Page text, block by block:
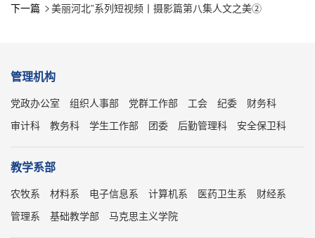
下一篇  美丽河北”系列短视频丨摄影篇第八集人文之美②
管理机构
党政办公室 组织人事部 党群工作部 工会 纪委
财务科
审计科
教务科 学生工作部 团委 后勤管理科 安全保卫科
教学系部
农牧系 材料系 电子信息系 计算机系 医药卫生系
财经系
管理系
基础教学部 马克思主义学院